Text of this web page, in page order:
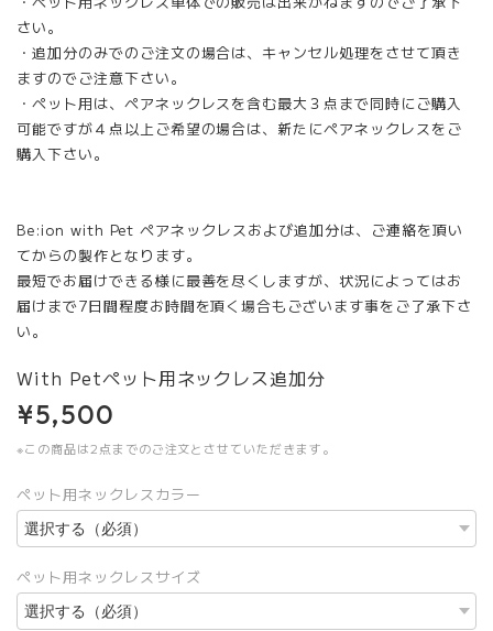
さい。
・追加分のみでのご注文の場合は、キャンセル処理をさせて頂き
ますのでご注意下さい。
・ペット用は、ペアネックレスを含む最大３点まで同時にご購入
可能ですが４点以上ご希望の場合は、新たにペアネックレスをご
購入下さい。
Be:ion with Pet ペアネックレスおよび追加分は、ご連絡を頂い
てからの製作となります。
最短でお届けできる様に最善を尽くしますが、状況によってはお
届けまで7日間程度お時間を頂く場合もございます事をご了承下さ
い。
With Petペット用ネックレス追加分
¥5,500
※この商品は2点までのご注文とさせていただきます。
ペット用ネックレスカラー
ペット用ネックレスサイズ